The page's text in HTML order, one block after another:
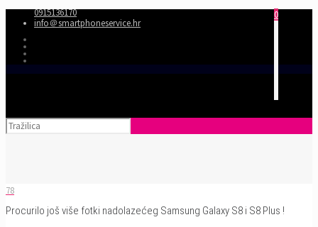
0915136170
info＠smartphoneservice.hr
0
78
Procurilo još više fotki nadolazećeg Samsung Galaxy S8 i S8 Plus !